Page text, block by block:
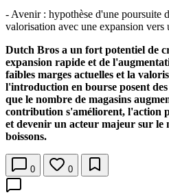
- Avenir : hypothèse d'une poursuite
valorisation avec une expansion
Dutch Bros a un fort potentiel de
expansion rapide et de
faibles marges actuelles et la
l'introduction en bourse posent
que le nombre de magasins
contribution s'améliorent, l'action
et devenir un acteur majeur sur le
boissons.
0 0